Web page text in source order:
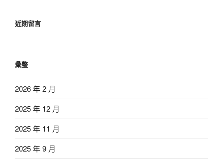
近期留言
彙整
2026 年 2 月
2025 年 12 月
2025 年 11 月
2025 年 9 月